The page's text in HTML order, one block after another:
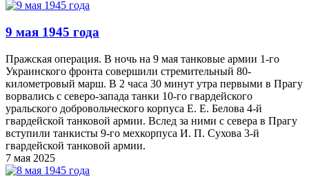
9 мая 1945 года
Пражская операция. В ночь на 9 мая танковые армии 1-го
Украинского фронта совершили стремительный 80-
километровый марш. В 2 часа 30 минут утра первыми в Прагу
ворвались с северо-запада танки 10-го гвардейского
уральского добровольческого корпуса Е. Е. Белова 4-й
гвардейской танковой армии. Вслед за ними с севера в Прагу
вступили танкисты 9-го мехкорпуса И. П. Сухова 3-й
гвардейской танковой армии.
7 мая 2025